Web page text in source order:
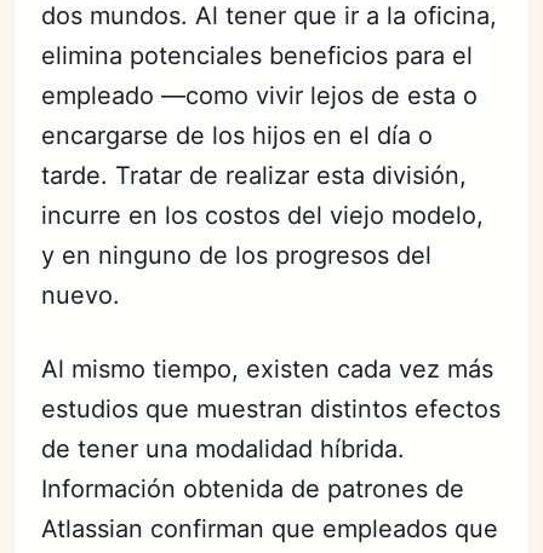
dos mundos. Al tener que ir a la oficina,
elimina potenciales beneficios para el
empleado —como vivir lejos de esta o
encargarse de los hijos en el día o
tarde. Tratar de realizar esta división,
incurre en los costos del viejo modelo,
y en ninguno de los progresos del
nuevo.
Al mismo tiempo, existen cada vez más
estudios que muestran distintos efectos
de tener una modalidad híbrida.
Información obtenida de patrones de
Atlassian confirman que empleados que